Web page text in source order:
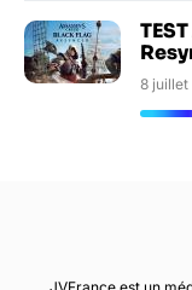
8 juillet